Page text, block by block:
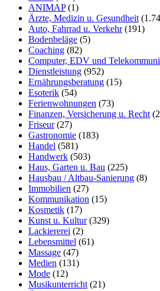
ANIMAP(1)
Ärzte, Medizin u. Gesundheit
Auto, Fahrrad u. Verkehr(191)
Bodenbeläge (5)
Coaching (82)
Computer, EDV und
Dienstleistung (952)
Ernährungsberatung (15)
Esoterik (54)
Ferienwohnungen (73)
Finanzen, Versicherung u. Recht
Friseur(27)
Gastronomie (183)
Handel (581)
Handwerk (503)
Haus, Garten u. Bau (225)
Hausbau / Altbau-Sanierung (8)
Immobilien (27)
Kommunikation (15)
Kosmetik (17)
Kunst u. Kultur(329)
Lackiererei (2)
Lebensmittel (61)
Massage (47)
Medien (131)
Mode (12)
Musikunterricht (21)